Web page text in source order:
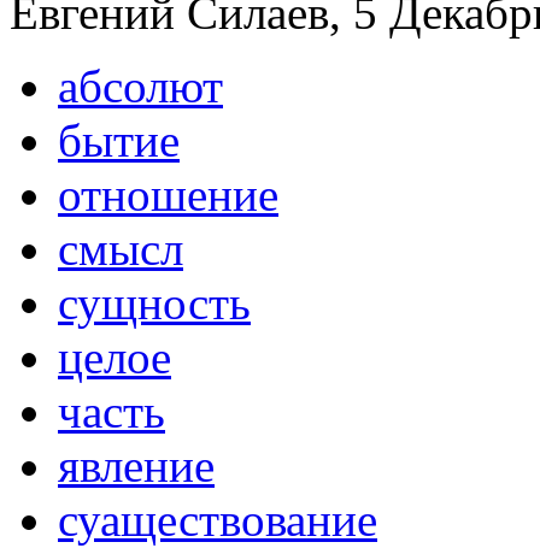
Евгений Силаев, 5
абсолют
бытие
отношение
смысл
сущность
целое
часть
явление
суаществование